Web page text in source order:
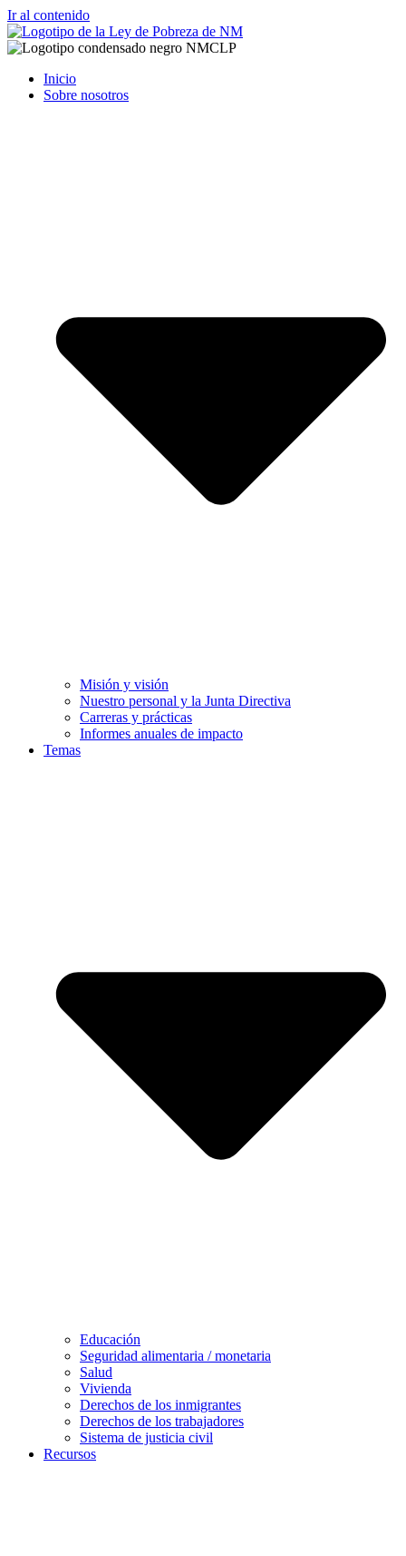
Ir al contenido
Inicio
Sobre nosotros
Misión y visión
Nuestro personal y la Junta Directiva
Carreras y prácticas
Informes anuales de impacto
Temas
Educación
Seguridad alimentaria / monetaria
Salud
Vivienda
Derechos de los inmigrantes
Derechos de los trabajadores
Sistema de justicia civil
Recursos